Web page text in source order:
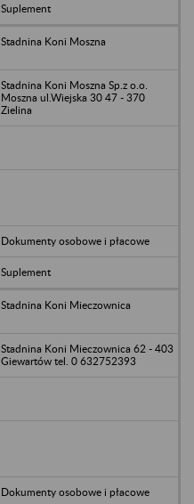
Suplement
Stadnina Koni Moszna
Stadnina Koni Moszna Sp.z o.o.
Moszna ul.Wiejska 30 47 - 370
Zielina
Dokumenty osobowe i płacowe
Suplement
Stadnina Koni Mieczownica
Stadnina Koni Mieczownica 62 - 403
Giewartów tel. 0 632752393
Dokumenty osobowe i płacowe